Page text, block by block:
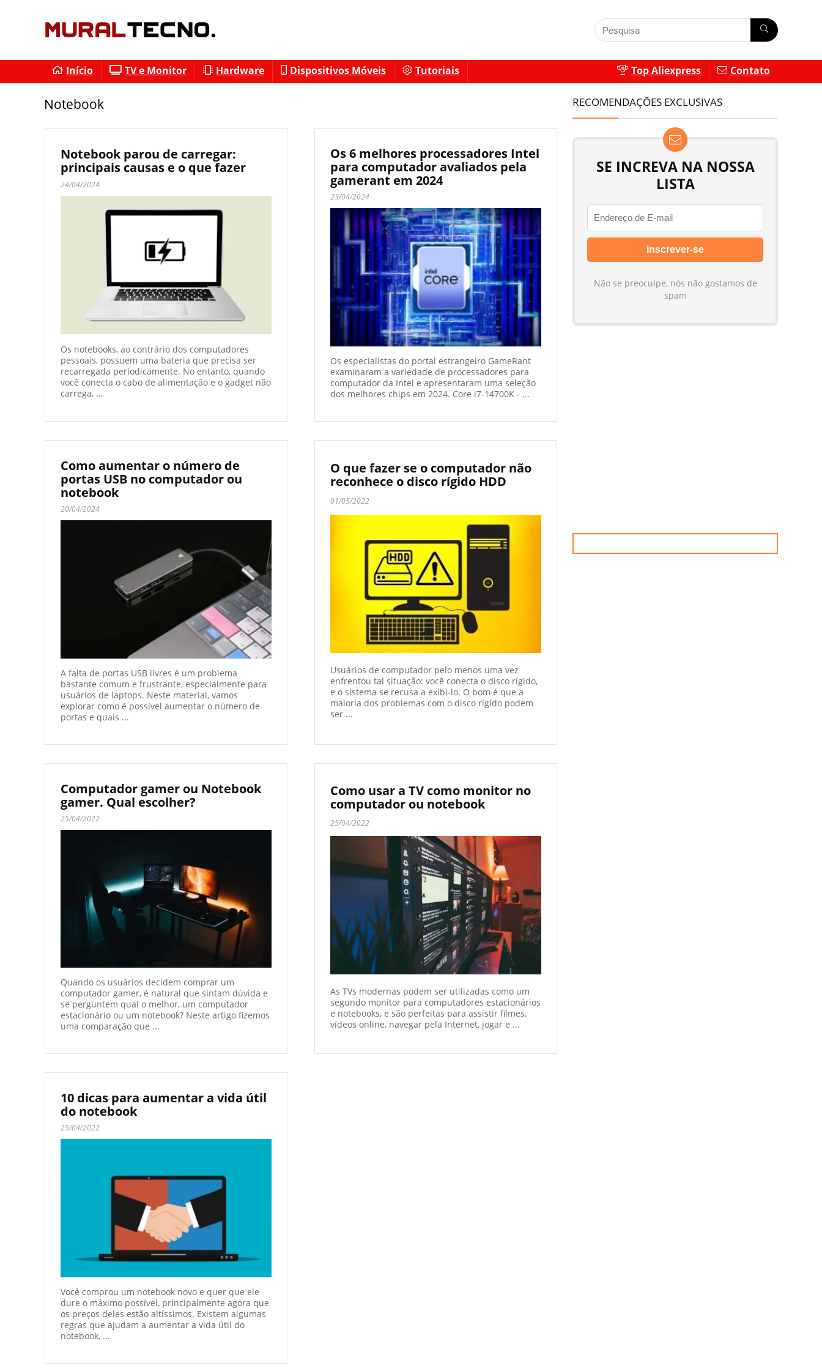
Início TV e Monitor Hardware Dispositivos Móveis Tutoriais Top Aliexpress Contato
Notebook
Notebook parou de carregar:
principais causas e o que fazer
24/04/2024
Os notebooks, ao contrário dos computadores
pessoais, possuem uma bateria que precisa ser
recarregada periodicamente. No entanto, quando
você conecta o cabo de alimentação e o gadget não
carrega, ...
Os 6 melhores processadores Intel
para computador avaliados pela
gamerant em 2024
23/04/2024
Os especialistas do portal estrangeiro GameRant
examinaram a variedade de processadores para
computador da Intel e apresentaram uma seleção
dos melhores chips em 2024. Core i7-14700K - ...
Como aumentar o número de
portas USB no computador ou
notebook
20/04/2024
A falta de portas USB livres é um problema
bastante comum e frustrante, especialmente para
usuários de laptops. Neste material, vamos
explorar como é possível aumentar o número de
portas e quais ...
O que fazer se o computador não
reconhece o disco rígido HDD
01/05/2022
Usuários de computador pelo menos uma vez
enfrentou tal situação: você conecta o disco rígido,
e o sistema se recusa a exibi-lo. O bom é que a
maioria dos problemas com o disco rígido podem
ser ...
Computador gamer ou Notebook
gamer. Qual escolher?
25/04/2022
Quando os usuários decidem comprar um
computador gamer, é natural que sintam dúvida e
se perguntem qual o melhor, um computador
estacionário ou um notebook? Neste artigo fizemos
uma comparação que ...
Como usar a TV como monitor no
computador ou notebook
25/04/2022
As TVs modernas podem ser utilizadas como um
segundo monitor para computadores estacionários
e notebooks, e são perfeitas para assistir filmes,
vídeos online, navegar pela Internet, jogar e ...
10 dicas para aumentar a vida útil
do notebook
25/04/2022
Você comprou um notebook novo e quer que ele
dure o máximo possível, principalmente agora que
os preços deles estão altíssimos. Existem algumas
regras que ajudam a aumentar a vida útil do
notebook, ...
RECOMENDAÇÕES EXCLUSIVAS
SE INCREVA NA NOSSA
LISTA
Não se preoculpe, nós não gostamos de
spam